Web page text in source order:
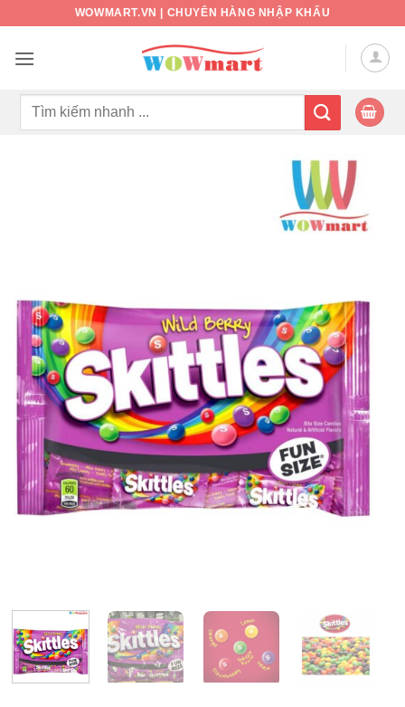
nội
WOWMART.VN | CHUYÊN HÀNG NHẬP KHẨU
Tìm